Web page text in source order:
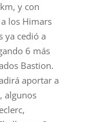
y con
los Himars
ya cedió a
6 más
Bastion.
aportar a
algunos